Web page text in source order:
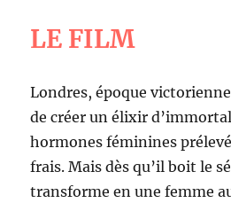
LE FILM
Londres, époque
de créer un élixir
hormones féminines
frais. Mais dès qu’il boit le
transforme en une femme